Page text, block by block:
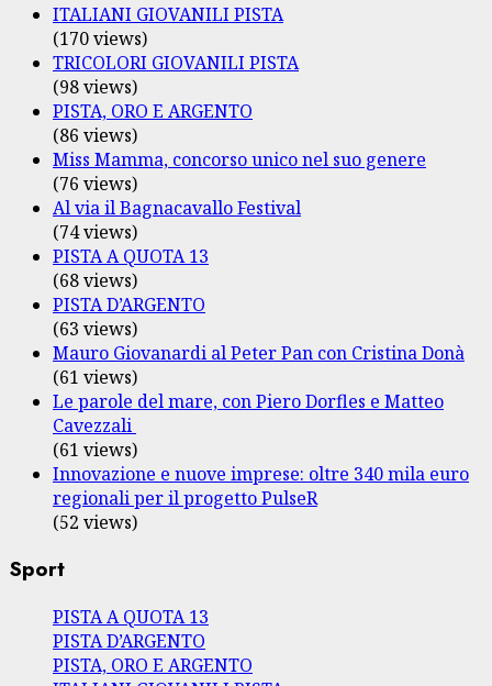
ITALIANI GIOVANILI PISTA
(170 views)
TRICOLORI GIOVANILI PISTA
(98 views)
PISTA, ORO E ARGENTO
(86 views)
Miss Mamma, concorso unico nel suo genere
(76 views)
Al via il Bagnacavallo Festival
(74 views)
PISTA A QUOTA 13
(68 views)
PISTA D’ARGENTO
(63 views)
Mauro Giovanardi al Peter Pan con Cristina Donà
(61 views)
Le parole del mare, con Piero Dorfles e Matteo
Cavezzali
(61 views)
Innovazione e nuove imprese: oltre 340 mila euro
regionali per il progetto PulseR
(52 views)
Sport
PISTA A QUOTA 13
PISTA D’ARGENTO
PISTA, ORO E ARGENTO